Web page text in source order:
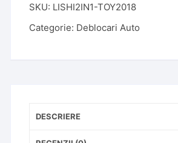
LISHI
2IN1
SKU: LISHI2IN1-TOY2018
Categorie: Deblocari Auto
DESCRIERE